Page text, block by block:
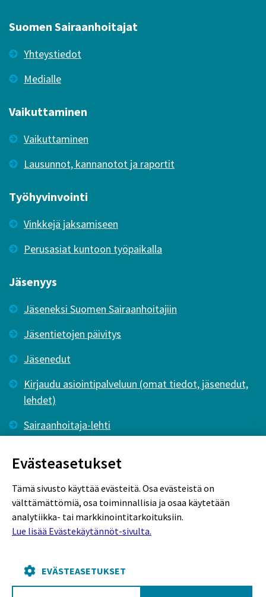
Suomen Sairaanhoitajat
Yhteystiedot
Medialle
Vaikuttaminen
Vaikuttaminen
Lausunnot, kannanotot ja raportit
Työhyvinvointi
Vinkkejä jaksamiseen
Perusasiat kuntoon työpaikalla
Jäsenyys
Jäseneksi Suomen Sairaanhoitajiin
Jäsentietojen päivitys
Jäsenedut
Kirjaudu asiointipalveluun (omat tiedot, jäsenedut,
lehdet)
Sairaanhoitaja-lehti
Evästekäytännöt
Evästeasetukset
Tämä sivusto käyttää evästeitä. Osa evästeistä on
välttämättömiä, osa toiminnallisia ja osaa käytetään
analytiikka- tai markkinointitarkoituksiin.
Lue lisää Evästekäytännöt-sivulta.
EVÄSTEASETUKSET